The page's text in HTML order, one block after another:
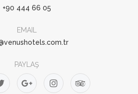
+90 444 66 05
EMAIL
PAYLAŞ